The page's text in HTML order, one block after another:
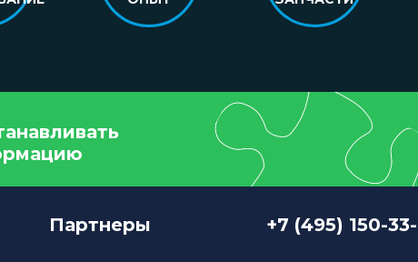
Партнеры +7 (495) 150-